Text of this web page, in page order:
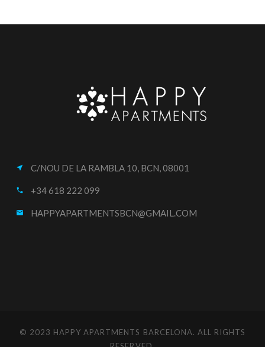
near_me C/NOU DE LA RAMBLA 10, BCN, 08001
call +34 618 222 099
email HAPPYAPARTMENTSBCN@GMAIL.COM
© 2023 HAPPY APARTMENTS BARCELONA. ALL RIGHTS